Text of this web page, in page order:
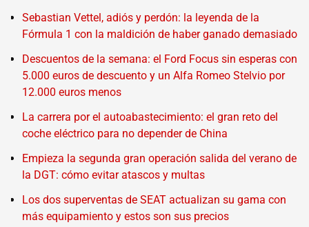
Sebastian Vettel, adiós y perdón: la leyenda de la
Fórmula 1 con la maldición de haber ganado demasiado
Descuentos de la semana: el Ford Focus sin esperas con
5.000 euros de descuento y un Alfa Romeo Stelvio por
12.000 euros menos
La carrera por el autoabastecimiento: el gran reto del
coche eléctrico para no depender de China
Empieza la segunda gran operación salida del verano de
la DGT: cómo evitar atascos y multas
Los dos superventas de SEAT actualizan su gama con
más equipamiento y estos son sus precios